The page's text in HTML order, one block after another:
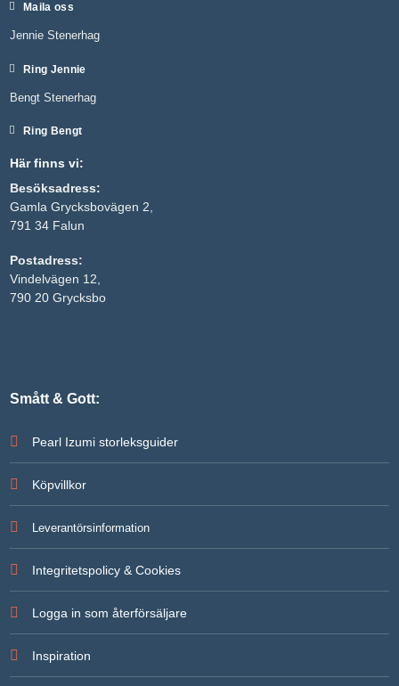
Maila oss
Jennie Stenerhag
Ring Jennie
Bengt Stenerhag
Ring Bengt
Här finns vi:
Besöksadress:
Gamla Grycksbovägen 2,
791 34 Falun
Postadress:
Vindelvägen 12,
790 20 Grycksbo
Smått & Gott:
Pearl Izumi storleksguider
Köpvillkor
Leverantörsinformation
Integritetspolicy & Cookies
Logga in som återförsäljare
Inspiration